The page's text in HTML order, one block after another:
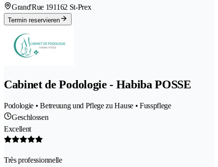
Grand'Rue 191162 St-Prex
Termin reservieren
Cabinet de Podologie - Habiba POSSE
Podologie • Betreuung und Pflege zu Hause • Fusspflege
Geschlossen
Excellent
Très professionnelle